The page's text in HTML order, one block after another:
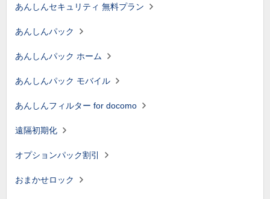
あんしんセキュリティ 無料プラン
あんしんパック
あんしんパック ホーム
あんしんパック モバイル
あんしんフィルター for docomo
遠隔初期化
オプションパック割引
おまかせロック